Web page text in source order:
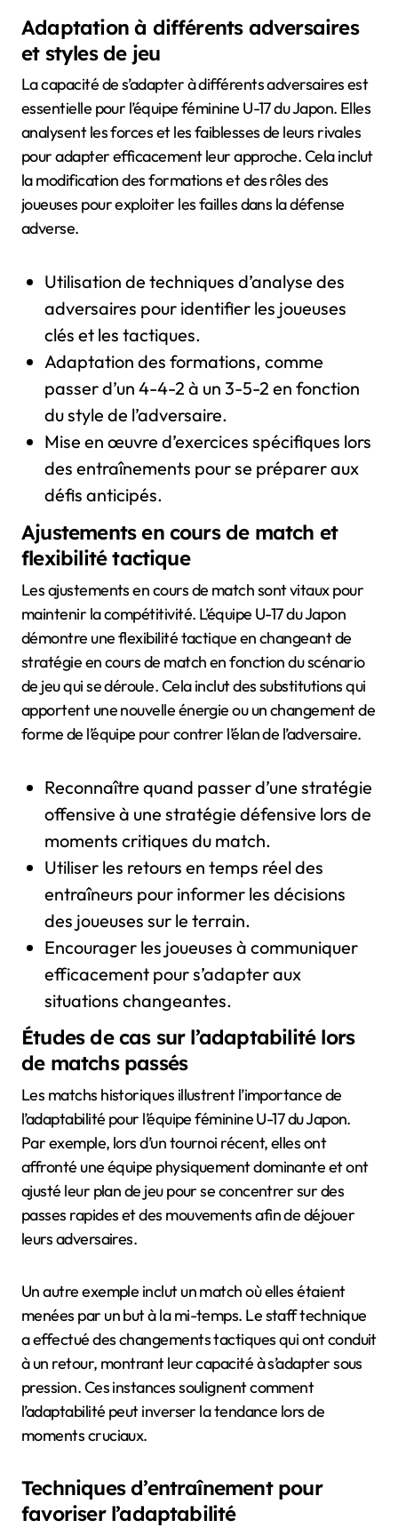
Adaptation à différents adversaires
et styles de jeu
La capacité de s’adapter à différents adversaires est
essentielle pour l’équipe féminine U-17 du Japon. Elles
analysent les forces et les faiblesses de leurs rivales
pour adapter efficacement leur approche. Cela inclut
la modification des formations et des rôles des
joueuses pour exploiter les failles dans la défense
adverse.
Utilisation de techniques d’analyse des
adversaires pour identifier les joueuses
clés et les tactiques.
Adaptation des formations, comme
passer d’un 4-4-2 à un 3-5-2 en fonction
du style de l’adversaire.
Mise en œuvre d’exercices spécifiques lors
des entraînements pour se préparer aux
défis anticipés.
Ajustements en cours de match et
flexibilité tactique
Les ajustements en cours de match sont vitaux pour
maintenir la compétitivité. L’équipe U-17 du Japon
démontre une flexibilité tactique en changeant de
stratégie en cours de match en fonction du scénario
de jeu qui se déroule. Cela inclut des substitutions qui
apportent une nouvelle énergie ou un changement de
forme de l’équipe pour contrer l’élan de l’adversaire.
Reconnaître quand passer d’une stratégie
offensive à une stratégie défensive lors de
moments critiques du match.
Utiliser les retours en temps réel des
entraîneurs pour informer les décisions
des joueuses sur le terrain.
Encourager les joueuses à communiquer
efficacement pour s’adapter aux
situations changeantes.
Études de cas sur l’adaptabilité lors
de matchs passés
Les matchs historiques illustrent l’importance de
l’adaptabilité pour l’équipe féminine U-17 du Japon.
Par exemple, lors d’un tournoi récent, elles ont
affronté une équipe physiquement dominante et ont
ajusté leur plan de jeu pour se concentrer sur des
passes rapides et des mouvements afin de déjouer
leurs adversaires.
Un autre exemple inclut un match où elles étaient
menées par un but à la mi-temps. Le staff technique
a effectué des changements tactiques qui ont conduit
à un retour, montrant leur capacité à s’adapter sous
pression. Ces instances soulignent comment
l’adaptabilité peut inverser la tendance lors de
moments cruciaux.
Techniques d’entraînement pour
favoriser l’adaptabilité